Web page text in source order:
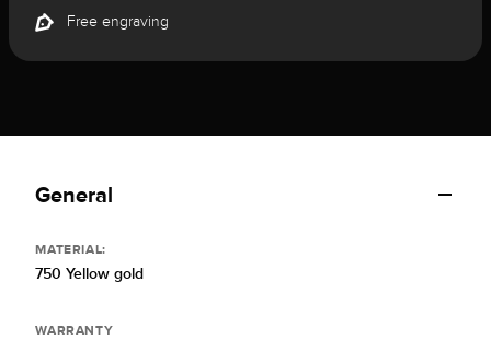
Free engraving
General
MATERIAL:
750 Yellow gold
WARRANTY